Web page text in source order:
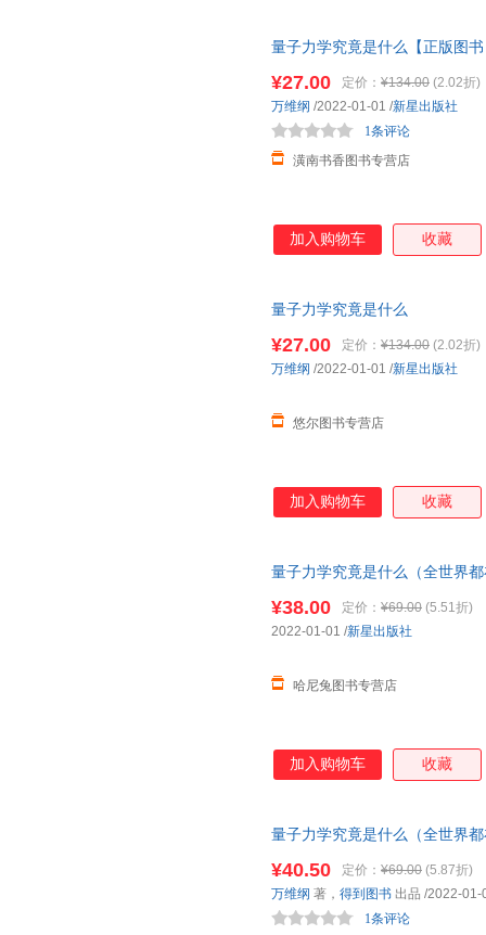
会平白无故地发生在你身上。
物都是从别处移动过来，或者
就得少一个；你用了，别人就
由于热传导现象
量子力学究竟是什么【正版图
¥27.00 定价： ¥134.00 (2.02折)
潢南书香图书专营店
1条评论
万维纲 /2022-01-01 /新星出版社
加入购物车 收藏
量子力学究竟是什么
¥27.00 定价： ¥134.00 (2.02折)
悠尔图书专营店
万维纲 /2022-01-01 /新星出版社
加入购物车 收藏
量子力学究竟是什么（全世界
¥38.00 定价： ¥69.00 (5.51折)
哈尼兔图书专营店
2022-01-01 /新星出版社
加入购物车 收藏
量子力学究竟是什么（全世界
¥40.50 定价： ¥69.00 (5.87折)
1条评论
万维纲 著， 得到图书 出品 /2022-01-